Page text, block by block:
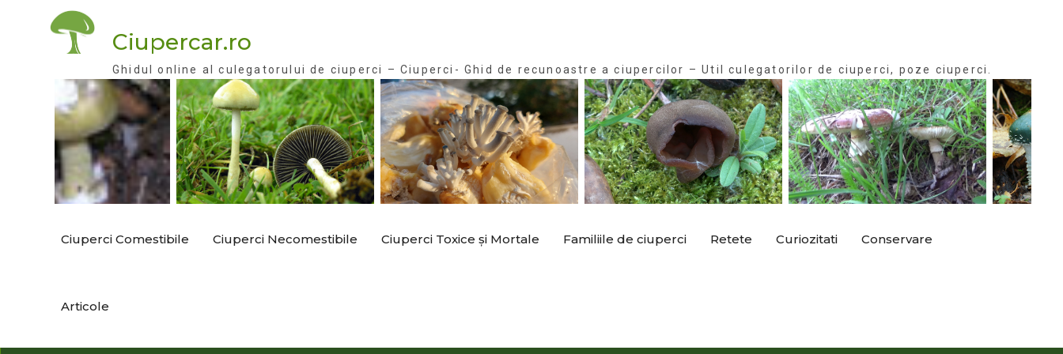
Ciupercar.ro
Ghidul online al culegatorului de ciuperci – Ciuperci- Ghid de recunoastre a ciupercilor – Util culegatorilor de ciuperci, poze ciuperci.
Ciuperci Comestibile Ciuperci Necomestibile Ciuperci Toxice și Mortale Familiile de ciuperci Retete Curiozitati Conservare
Articole